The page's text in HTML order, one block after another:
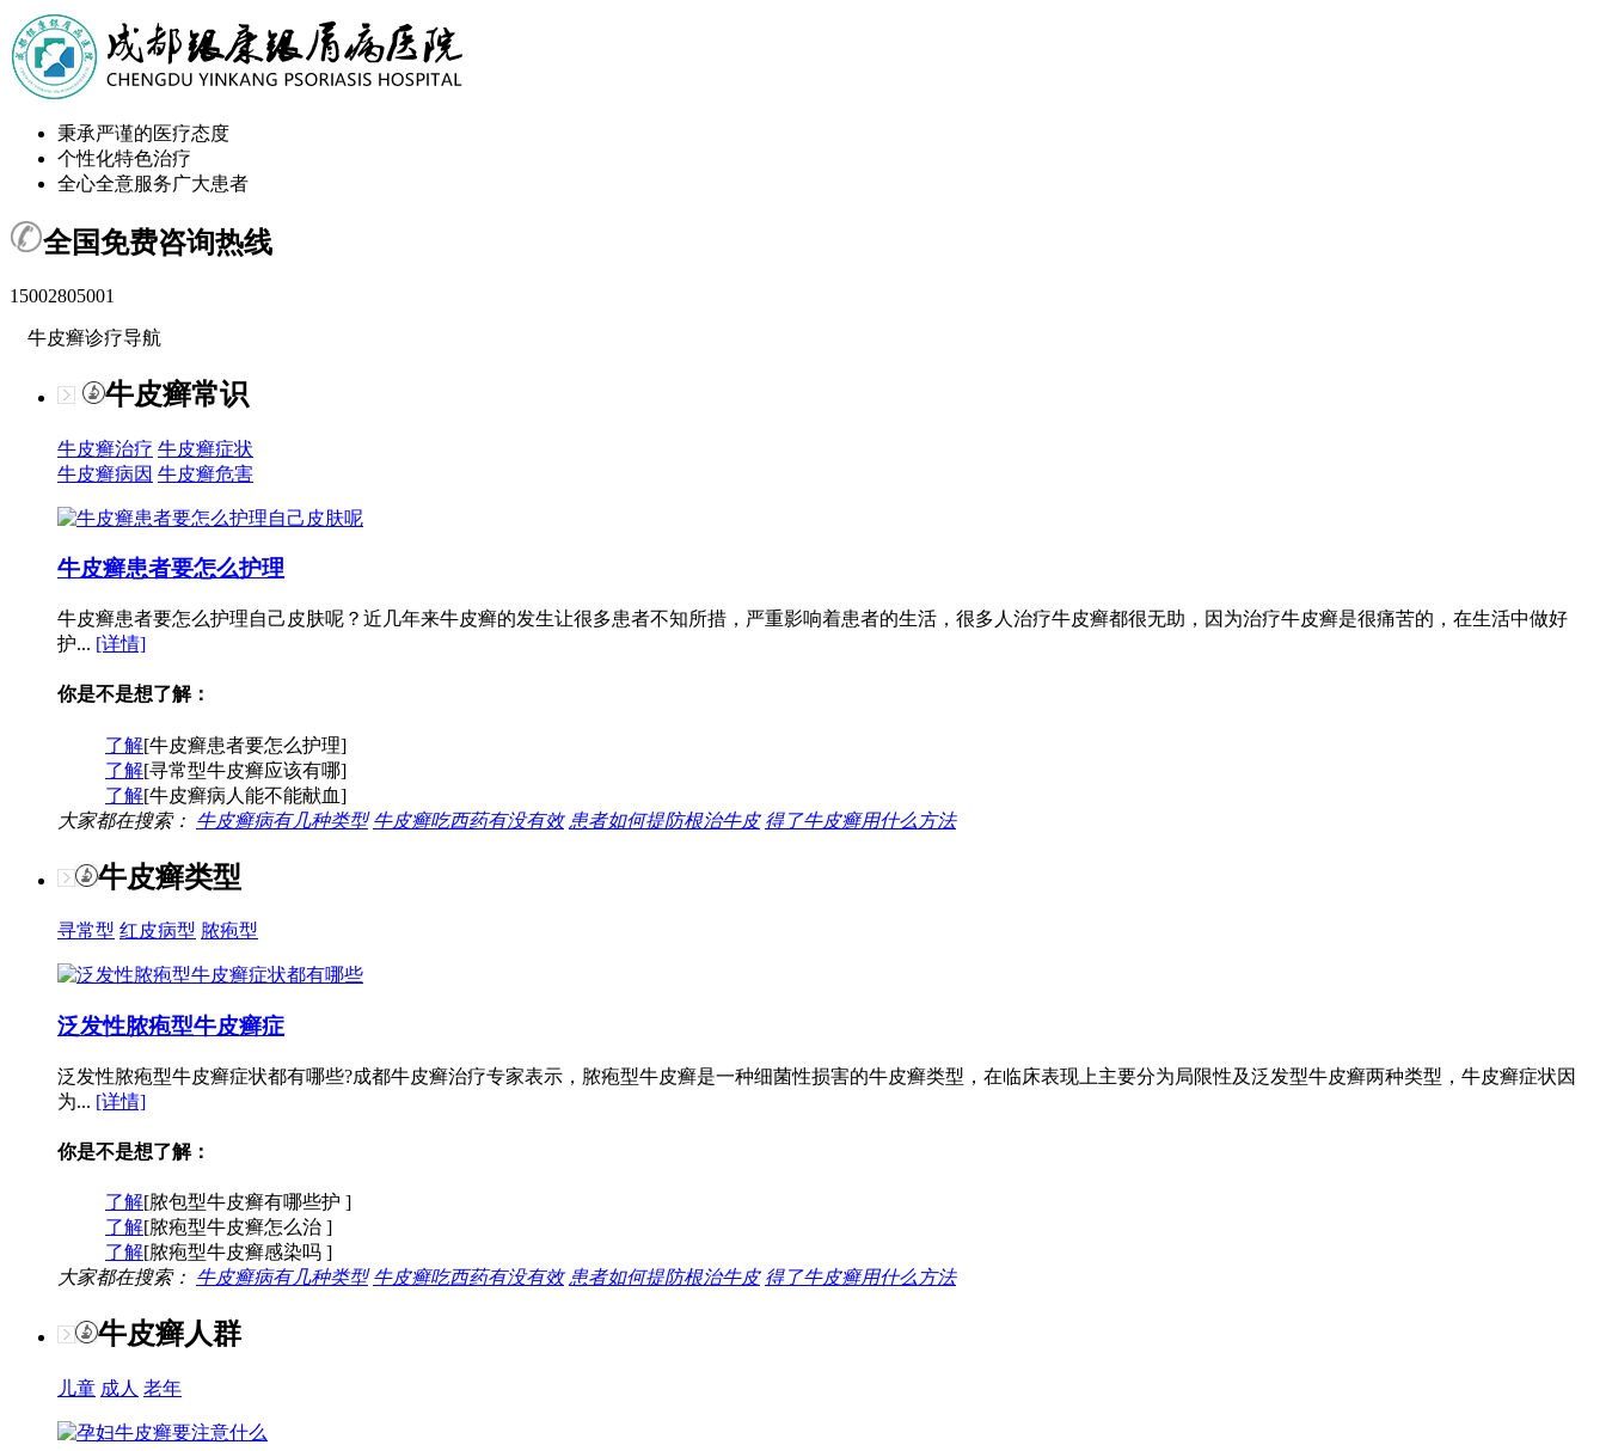
秉承严谨的医疗态度
个性化特色治疗
全心全意服务广大患者
全国免费咨询热线
15002805001
牛皮癣诊疗导航
牛皮癣常识
牛皮癣治疗 牛皮癣症状
牛皮癣病因 牛皮癣危害
牛皮癣患者要怎么护理
牛皮癣患者要怎么护理自己皮肤呢？近几年来牛皮癣的发生让很多患者不知所措，严重影响着患者的生活，很多人治疗牛皮癣都很无助，因为治疗牛皮癣是很痛苦的，在生活中做好
护... [详情]
你是不是想了解：
了解[牛皮癣患者要怎么护理]
了解[寻常型牛皮癣应该有哪]
了解[牛皮癣病人能不能献血]
大家都在搜索： 牛皮癣病有几种类型 牛皮癣吃西药有没有效 患者如何提防根治牛皮 得了牛皮癣用什么方法
牛皮癣类型
寻常型 红皮病型 脓疱型
泛发性脓疱型牛皮癣症
泛发性脓疱型牛皮癣症状都有哪些?成都牛皮癣治疗专家表示，脓疱型牛皮癣是一种细菌性损害的牛皮癣类型，在临床表现上主要分为局限性及泛发型牛皮癣两种类型，牛皮癣症状因
为... [详情]
你是不是想了解：
了解[脓包型牛皮癣有哪些护 ]
了解[脓疱型牛皮癣怎么治 ]
了解[脓疱型牛皮癣感染吗 ]
大家都在搜索： 牛皮癣病有几种类型 牛皮癣吃西药有没有效 患者如何提防根治牛皮 得了牛皮癣用什么方法
牛皮癣人群
儿童 成人 老年